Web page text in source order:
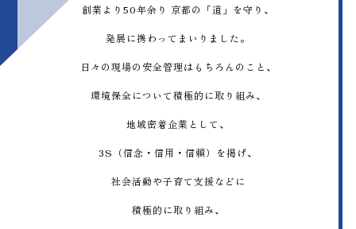
創業より50年余り 京都の「道」を守り、
発展に携わってまいりました。
日々の現場の安全管理はもちろんのこと、
環境保全について積極的に取り組み、
地域密着企業として、
3S（信念・信用・信頼）を掲げ、
社会活動や子育て支援などに
積極的に取り組み、